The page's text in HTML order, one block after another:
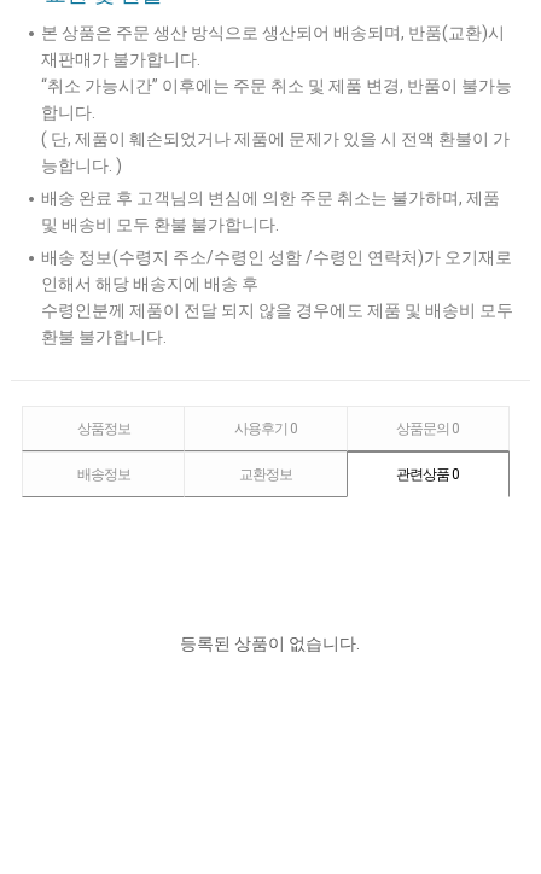
본 상품은 주문 생산 방식으로 생산되어 배송되며, 반품(교환)시
재판매가 불가합니다.
“취소 가능시간” 이후에는 주문 취소 및 제품 변경, 반품이 불가능
합니다.
( 단, 제품이 훼손되었거나 제품에 문제가 있을 시 전액 환불이 가
능합니다. )
배송 완료 후 고객님의 변심에 의한 주문 취소는 불가하며, 제품
및 배송비 모두 환불 불가합니다.
배송 정보(수령지 주소/수령인 성함 /수령인 연락처)가 오기재로
인해서 해당 배송지에 배송 후
수령인분께 제품이 전달 되지 않을 경우에도 제품 및 배송비 모두
환불 불가합니다.
상품정보 사용후기 0 상품문의 0
배송정보 교환정보 관련상품0
등록된 상품이 없습니다.